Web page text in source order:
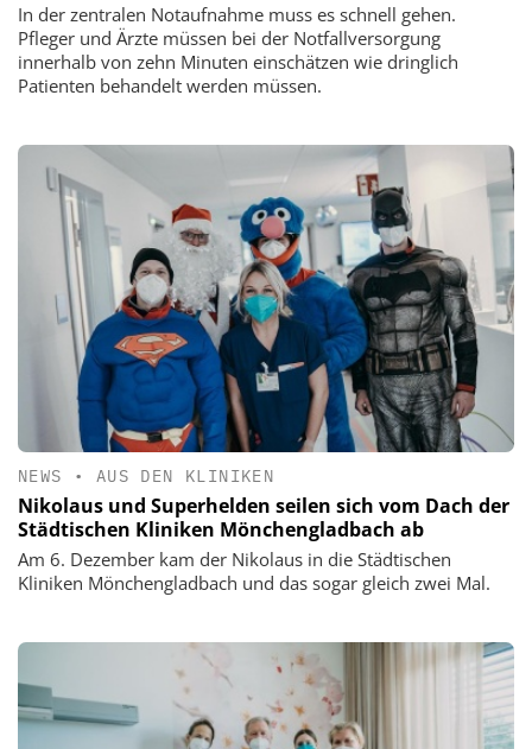
In der zentralen Notaufnahme muss es schnell gehen.
Pfleger und Ärzte müssen bei der Notfallversorgung
innerhalb von zehn Minuten einschätzen wie dringlich
Patienten behandelt werden müssen.
NEWS • AUS DEN KLINIKEN
Nikolaus und Superhelden seilen sich vom Dach der
Städtischen Kliniken Mönchengladbach ab
Am 6. Dezember kam der Nikolaus in die Städtischen
Kliniken Mönchengladbach und das sogar gleich zwei Mal.